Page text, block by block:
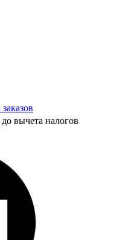
до вычета налогов